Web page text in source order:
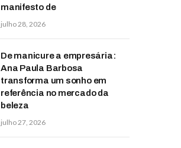
manifesto de
julho 28, 2026
De manicure a empresária:
Ana Paula Barbosa
transforma um sonho em
referência no mercado da
beleza
julho 27, 2026